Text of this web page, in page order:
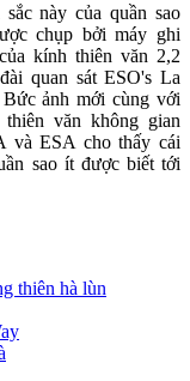
này của quần sao
chụp bởi máy ghi
kính thiên văn 2,2
quan sát ESO's La
ảnh mới cùng với
văn không gian
và ESA cho thấy cái
sao ít được biết tới
thiên hà lùn